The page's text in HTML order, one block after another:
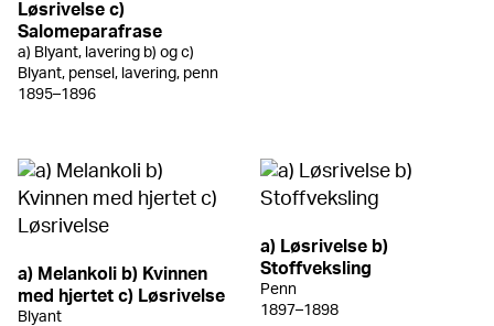
Løsrivelse c)
Salomeparafrase
a) Blyant, lavering b) og c)
Blyant, pensel, lavering, penn
1895–1896
a) Melankoli b) Kvinnen
med hjertet c) Løsrivelse
Blyant
a) Løsrivelse b)
Stoffveksling
Penn
1897–1898